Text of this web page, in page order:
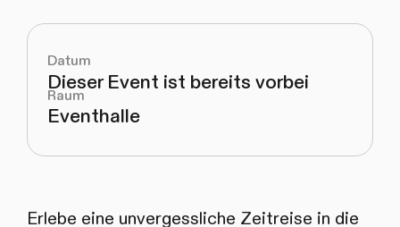
Datum
Dieser Event ist bereits vorbei
Raum
Eventhalle
Erlebe eine unvergessliche Zeitreise in die